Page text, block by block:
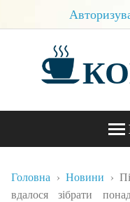
Головна Новини
вдалося зібрати